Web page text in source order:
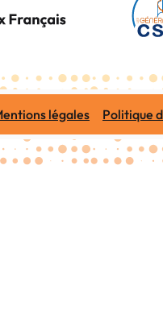
légales Politique